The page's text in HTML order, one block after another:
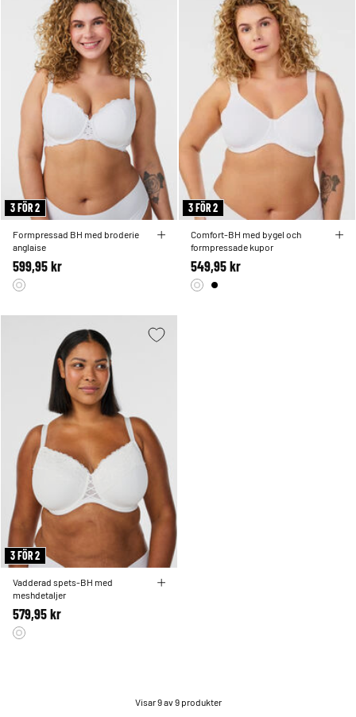
3 FÖR 2
Formpressad BH med broderie
anglaise
599,95 kr
3 FÖR 2
Comfort-BH med bygel och
formpressade kupor
549,95 kr
3 FÖR 2
Vadderad spets-BH med
meshdetaljer
579,95 kr
Visar 9 av 9 produkter